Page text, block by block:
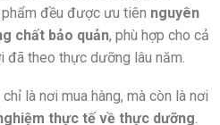
đều được ưu tiên nguyên
chất bảo quản, phù hợp cho cả
theo thực dưỡng lâu năm.
là nơi mua hàng, mà còn là nơi
thực tế về thực dưỡng.